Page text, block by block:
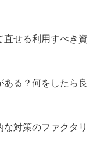
直せる利用すべき資
る？何をしたら良
対策のファクタリ